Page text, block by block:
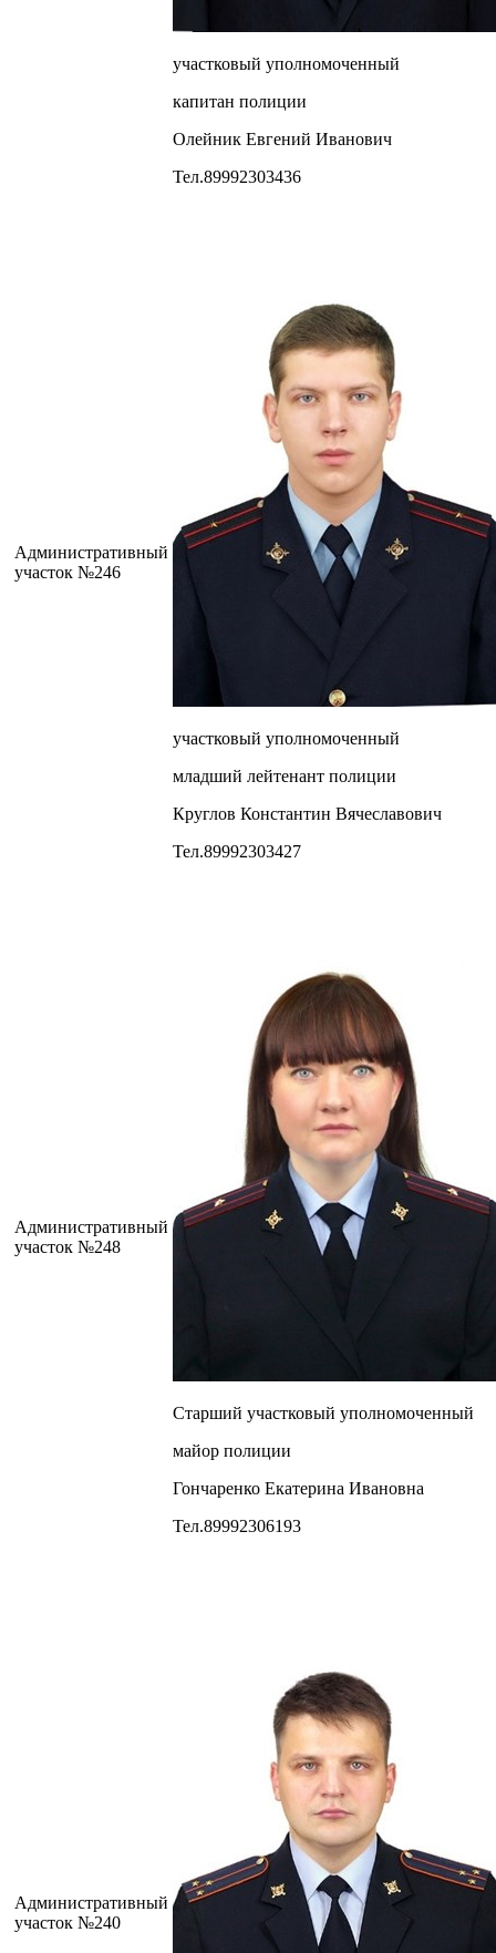
участковый уполномоченный
капитан полиции
Олейник Евгений Иванович
Тел.89992303436
Административный
участок №246
участковый уполномоченный
младший лейтенант полиции
Круглов Константин Вячеславович
Тел.89992303427
Административный
участок №248
Старший участковый уполномоченный
майор полиции
Гончаренко Екатерина Ивановна
Тел.89992306193
Административный
участок №240